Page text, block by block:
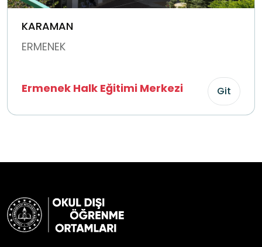
KARAMAN
ERMENEK
Ermenek Halk Eğitimi Merkezi Git